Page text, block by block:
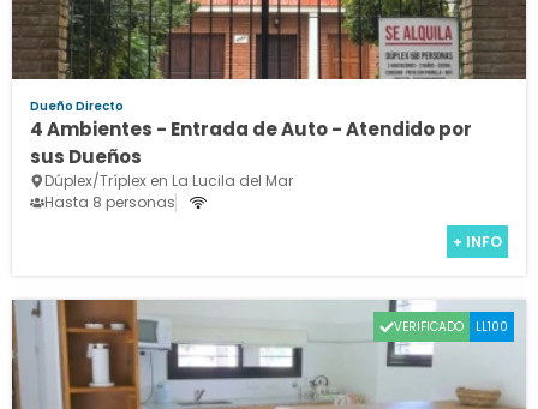
Dueño Directo
4 Ambientes - Entrada de Auto - Atendido por
sus Dueños
Dúplex/Tríplex en La Lucila del Mar
Hasta 8 personas
+ INFO
VERIFICADO LL100